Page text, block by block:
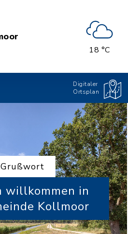
18 °C
Digitaler
Ortsplan
Grußwort
willkommen in
Kollmoor